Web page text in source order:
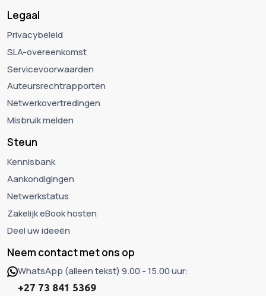
Legaal
Privacybeleid
SLA-overeenkomst
Servicevoorwaarden
Auteursrechtrapporten
Netwerkovertredingen
Misbruik melden
Steun
Kennisbank
Aankondigingen
Netwerkstatus
Zakelijk eBook hosten
Deel uw ideeën
Neem contact met ons op
WhatsApp (alleen tekst) 9.00 - 15.00 uur:
+27 73 841 5369